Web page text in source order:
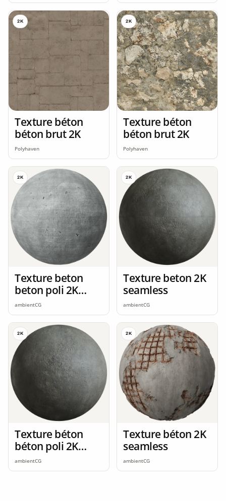
2K
Texture béton
béton brut 2K
Polyhaven
2K
Texture béton
béton brut 2K
Polyhaven
2K
Texture beton
beton poli 2K
seamless
ambientCG
2K
Texture beton 2K
seamless
ambientCG
2K
Texture béton
béton poli 2K
seamless
ambientCG
2K
Texture béton 2K
seamless
ambientCG